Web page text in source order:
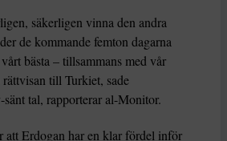
säkerligen vinna den andra
de kommande femton dagarna
bästa – tillsammans med vår
till Turkiet, sade
tal, rapporterar al-Monitor.
att Erdogan har en klar fördel inför